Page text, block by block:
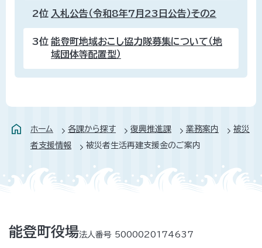
2位 入札公告（令和8年7月23日公告）その2
3位 能登町地域おこし協力隊募集について（地
域団体等配置型）
ホーム 各課から探す 復興推進課 業務案内
被災
者支援情報
被災者生活再建支援金のご案内
能登町役場法人番号 5000020174637